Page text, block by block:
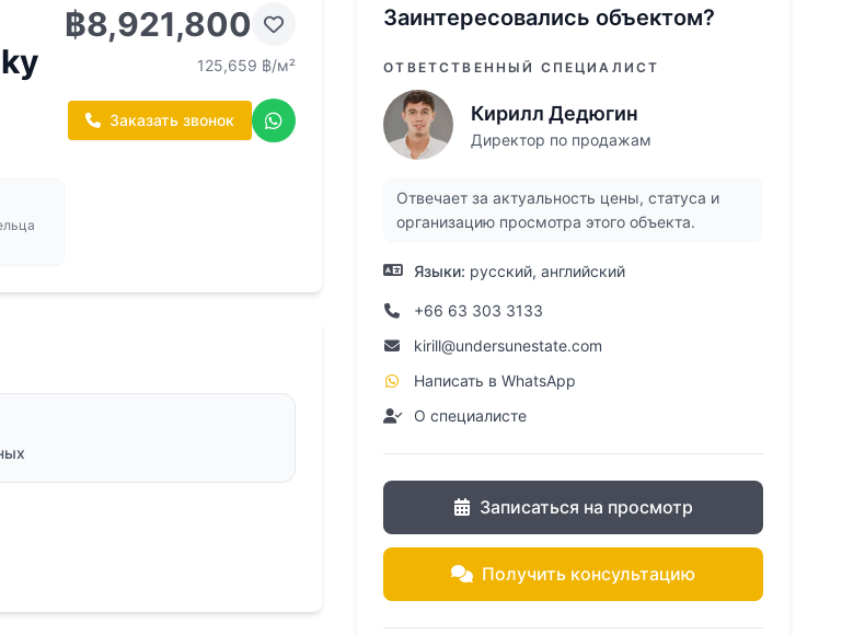
฿8,921,800
125,659 ฿/м²
Заказать звонок
Заинтересовались объектом?
ОТВЕТСТВЕННЫЙ СПЕЦИАЛИСТ
Кирилл Дедюгин
Директор по продажам
Отвечает за актуальность цены, статуса и
организацию просмотра этого объекта.
Языки: русский, английский
+66 63 303 3133
kirill@undersunestate.com
Написать в WhatsApp
О специалисте
Записаться на просмотр
Получить консультацию